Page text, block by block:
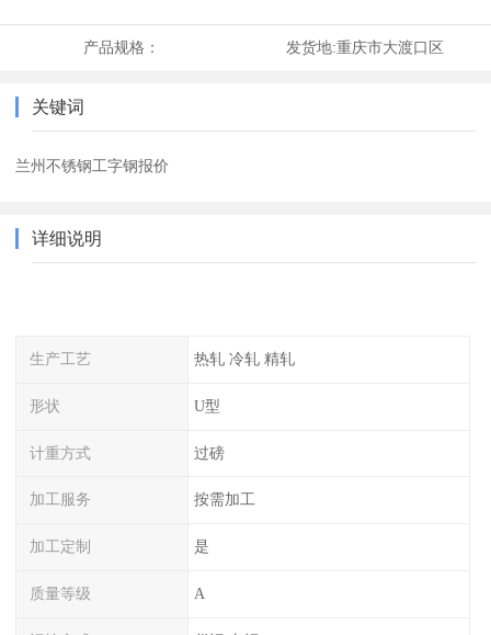
产品规格： 发货地:重庆市大渡口区
关键词
兰州不锈钢工字钢报价
详细说明
生产工艺 热轧 冷轧 精轧
形状 U型
计重方式 过磅
加工服务 按需加工
加工定制 是
质量等级 A